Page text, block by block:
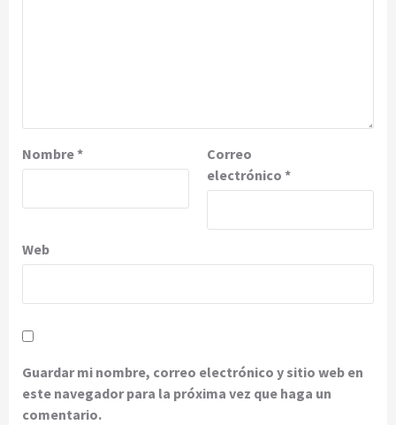
Nombre*
Correo
electrónico *
Web
Guardar mi nombre, correo electrónico y sitio web en
este navegador para la próxima vez que haga un
comentario.